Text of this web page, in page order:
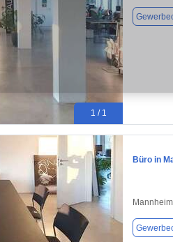
1 / 1
Büro in